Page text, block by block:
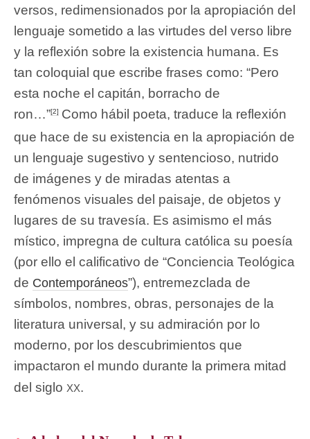
versos, redimensionados por la apropiación del
lenguaje sometido a las virtudes del verso libre
y la reflexión sobre la existencia humana. Es
tan coloquial que escribe frases como: “Pero
esta noche el capitán, borracho de
ron…”[2] Como hábil poeta, traduce la reflexión
que hace de su existencia en la apropiación de
un lenguaje sugestivo y sentencioso, nutrido
de imágenes y de miradas atentas a
fenómenos visuales del paisaje, de objetos y
lugares de su travesía. Es asimismo el más
místico, impregna de cultura católica su poesía
(por ello el calificativo de “Conciencia Teológica
de Contemporáneos”), entremezclada de
símbolos, nombres, obras, personajes de la
literatura universal, y su admiración por lo
moderno, por los descubrimientos que
impactaron el mundo durante la primera mitad
del siglo xx.